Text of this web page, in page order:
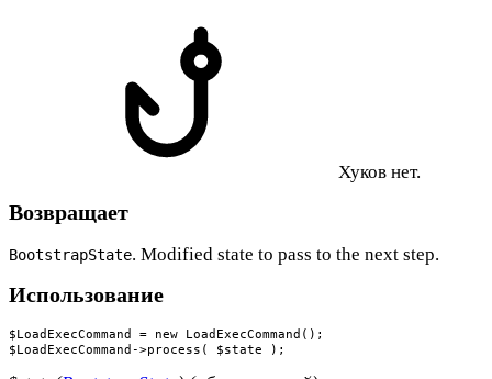
Хуков нет.
Возвращает
BootstrapState. Modified state to pass to the next step.
Использование
$LoadExecCommand = new LoadExecCommand();
$LoadExecCommand->process( $state );